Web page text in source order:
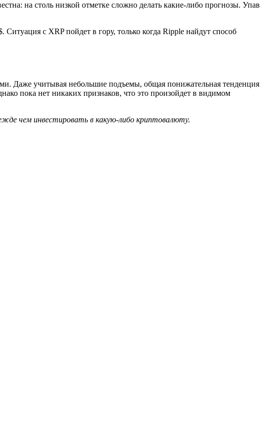
на столь низкой отметке сложно делать какие-либо прогнозы. Упав
с XRP пойдет в гору, только когда Ripple найдут способ
Даже учитывая небольшие подъемы, общая понижательная тенденция
пока нет никаких признаков, что это произойдет в видимом
чем инвестировать в какую-либо криптовалюту.